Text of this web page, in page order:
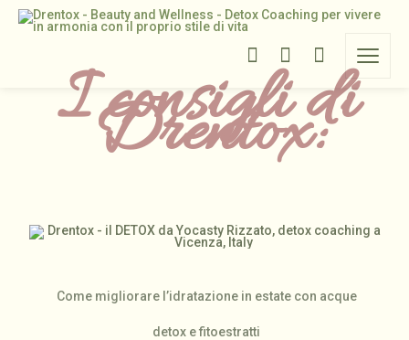
I consigli di
Drentox:
Come migliorare l’idratazione in estate con acque
detox e fitoestratti